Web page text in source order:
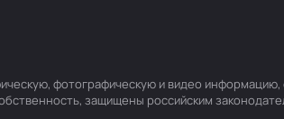
фотографическую и видео
защищены российским